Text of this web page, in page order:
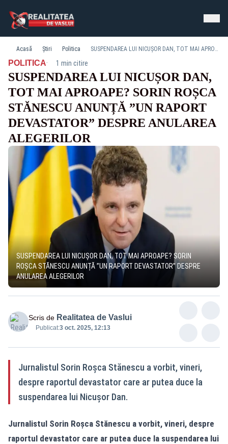
Acasă Știri Politica SUSPENDAREA LUI NICUȘOR DAN, TOT MAI APROAPE? SORIN ROȘCA STĂNESCU ANUNȚĂ ”UN RAPORT DEVASTATOR” DESPRE ANULAREA ALEGERILOR
POLITICA· 1 min citire
SUSPENDAREA LUI NICUȘOR DAN,
TOT MAI APROAPE? SORIN ROȘCA
STĂNESCU ANUNȚĂ ”UN RAPORT
DEVASTATOR” DESPRE ANULAREA
ALEGERILOR
SUSPENDAREA LUI NICUȘOR DAN, TOT MAI APROAPE? SORIN
ROȘCA STĂNESCU ANUNȚĂ ”UN RAPORT DEVASTATOR” DESPRE
ANULAREA ALEGERILOR
Scris de Realitatea de Vaslui
Publicat:3 oct. 2025, 12:13
Jurnalistul Sorin Roșca Stănescu a vorbit, vineri,
despre raportul devastator care ar putea duce la
suspendarea lui Nicușor Dan.
Jurnalistul Sorin Roșca Stănescu a vorbit, vineri, despre
raportul devastator care ar putea duce la suspendarea lui